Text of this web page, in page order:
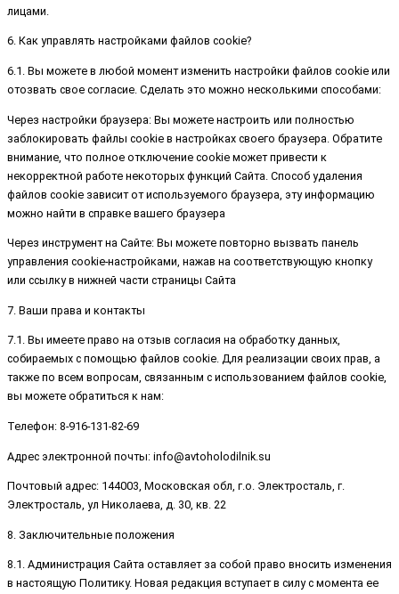
лицами.
6. Как управлять настройками файлов cookie?
6.1. Вы можете в любой момент изменить настройки файлов cookie или
отозвать свое согласие. Сделать это можно несколькими способами:
Через настройки браузера: Вы можете настроить или полностью
заблокировать файлы cookie в настройках своего браузера. Обратите
внимание, что полное отключение cookie может привести к
некорректной работе некоторых функций Сайта. Способ удаления
файлов cookie зависит от используемого браузера, эту информацию
можно найти в справке вашего браузера
Через инструмент на Сайте: Вы можете повторно вызвать панель
управления cookie-настройками, нажав на соответствующую кнопку
или ссылку в нижней части страницы Сайта
7. Ваши права и контакты
7.1. Вы имеете право на отзыв согласия на обработку данных,
собираемых с помощью файлов cookie. Для реализации своих прав, а
также по всем вопросам, связанным с использованием файлов cookie,
вы можете обратиться к нам:
Телефон: 8-916-131-82-69
Адрес электронной почты: info@avtoholodilnik.su
Почтовый адрес: 144003, Московская обл, г.о. Электросталь, г.
Электросталь, ул Николаева, д. 30, кв. 22
8. Заключительные положения
8.1. Администрация Сайта оставляет за собой право вносить изменения
в настоящую Политику. Новая редакция вступает в силу с момента ее